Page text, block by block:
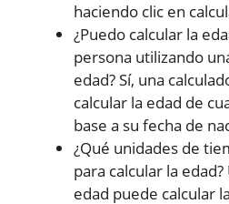
haciendo clic en
¿Puedo calcular la
persona utilizando
edad? Sí, una
calcular la edad de
base a su fecha de
¿Qué unidades de
para calcular la
edad puede calcular